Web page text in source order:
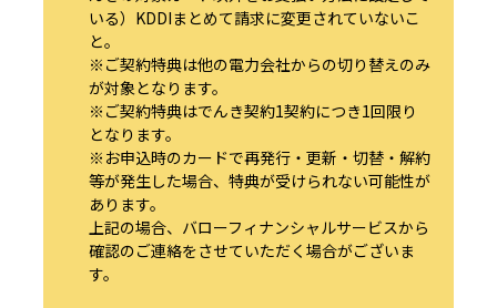
いる）KDDIまとめて請求に変更されていないこ
と。
※ご契約特典は他の電力会社からの切り替えのみ
が対象となります。
※ご契約特典はでんき契約1契約につき1回限り
となります。
※お申込時のカードで再発行・更新・切替・解約
等が発生した場合、特典が受けられない可能性が
あります。
上記の場合、バローフィナンシャルサービスから
確認のご連絡をさせていただく場合がございま
す。